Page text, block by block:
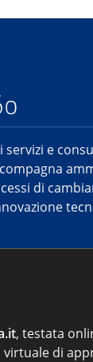
servizi e
di
, testata
di